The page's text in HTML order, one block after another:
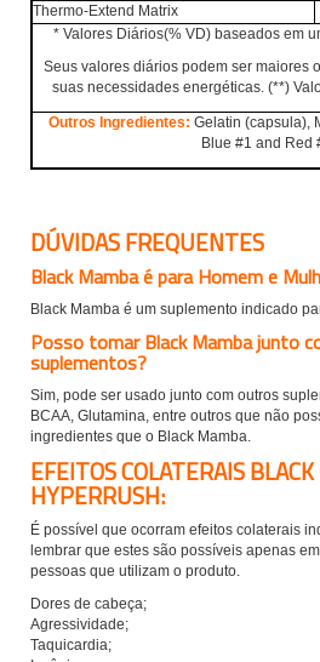
Thermo-Extend Matrix
* Valores Diários(% VD) baseados em
Seus valores diários podem ser maiores
suas necessidades energéticas. (**)
Outros Ingredientes: Gelatin (capsula),
Blue #1 and Red
DÚVIDAS FREQUENTES
Black Mamba é para Homem e
Black Mamba é um suplemento indicado
Posso tomar Black Mamba junto
suplementos?
Sim, pode ser usado junto com outros
BCAA, Glutamina, entre outros que não
ingredientes que o Black Mamba.
EFEITOS COLATERAIS
HYPERRUSH:
É possível que ocorram efeitos colaterais
lembrar que estes são possíveis apenas
pessoas que utilizam o produto.
Dores de cabeça;
Agressividade;
Taquicardia;